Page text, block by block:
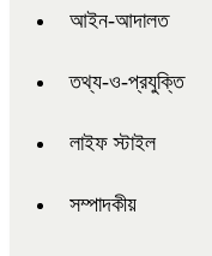
আইন-আদালত
তথ্য-ও-প্রযুক্তি
লাইফ স্টাইল
সম্পাদকীয়